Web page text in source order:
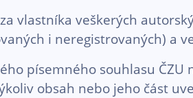
vlastníka veškerých
i neregistrovaných) a
písemného souhlasu
obsah nebo jeho část